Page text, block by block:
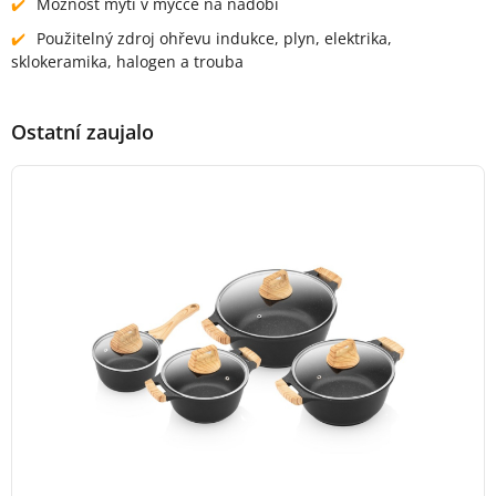
Použitelný zdroj ohřevu indukce, plyn, elektrika,
sklokeramika, halogen a trouba
Ostatní zaujalo